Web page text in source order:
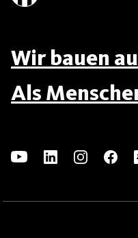
Wir bauen
Als